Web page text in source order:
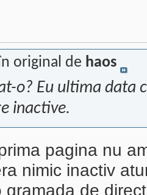
original de haos
o? Eu ultima data
inactive.
pagina nu
nimic inactiv
gramada de